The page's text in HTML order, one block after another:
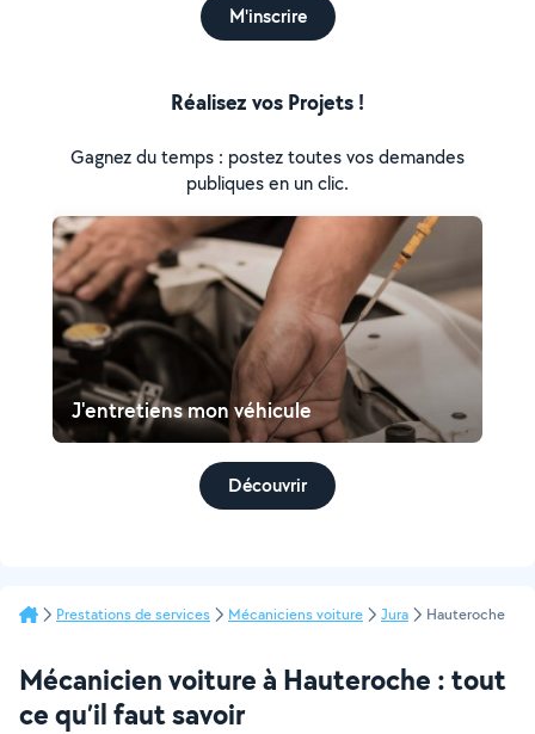
M'inscrire
Réalisez vos Projets !
Gagnez du temps : postez toutes vos demandes
publiques en un clic.
J'entretiens mon véhicule
Découvrir
Prestations de services Mécaniciens voiture Jura Hauteroche
Mécanicien voiture à Hauteroche : tout
ce qu’il faut savoir